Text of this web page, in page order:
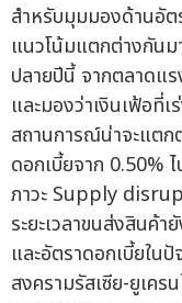
สำหรับมุมมองด้านอัต
แนวโน้มแตกต่างกัน
ปลายปีนี้ จากตลาดแ
และมองว่าเงินเฟ้อที่
สถานการณ์น่าจะแตก
ดอกเบี้ยจาก 0.50%
ภาวะ Supply
ระยะเวลาขนส่งสินค้
และอัตราดอกเบี้ยใน
สงครามรัสเซีย-ยูเคร